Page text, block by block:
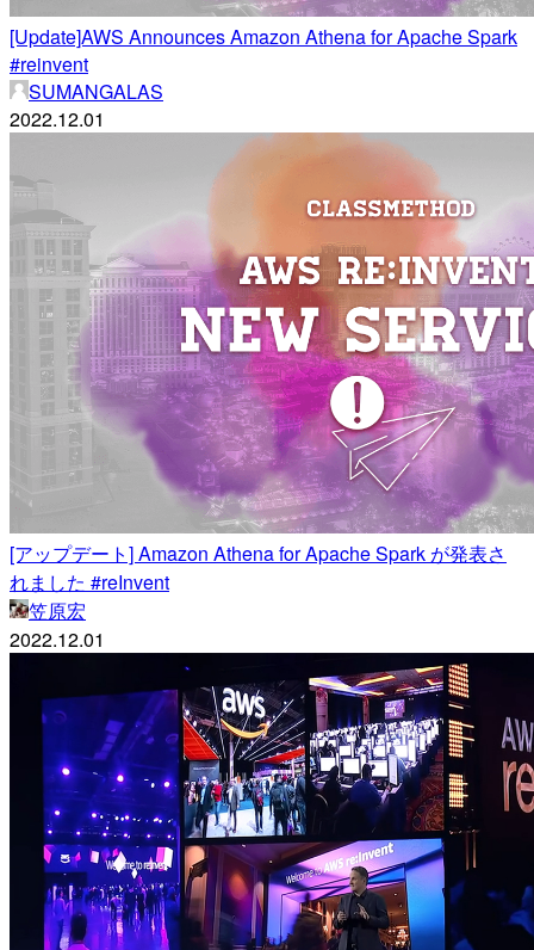
[Update]AWS Announces Amazon Athena for Apache Spark
#reinvent
SUMANGALAS
2022.12.01
[アップデート] Amazon Athena for Apache Spark が発表さ
れました #reInvent
笠原宏
2022.12.01